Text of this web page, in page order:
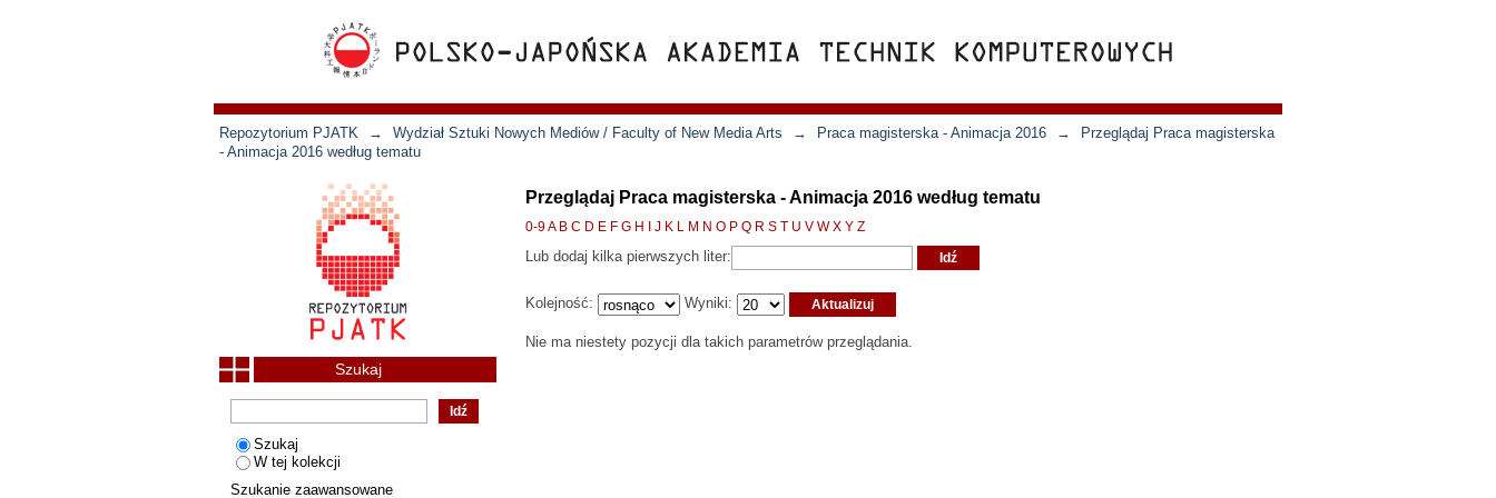
Repozytorium PJATK → Wydział Sztuki Nowych Mediów / Faculty of New Media Arts → Praca magisterska - Animacja 2016 →
Przeglądaj Praca magisterska
- Animacja 2016 według tematu
Przeglądaj Praca magisterska - Animacja 2016 według tematu
0-9A B C D E F G H J K L M N O P Q R S T U V W X Y Z
Lub dodaj kilka pierwszych liter:
Kolejność: Wyniki:
Nie ma niestety pozycji dla takich parametrów przeglądania.
Szukaj
Szukaj
W tej kolekcji
Szukanie zaawansowane